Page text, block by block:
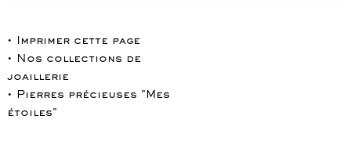
• Imprimer cette page
• Nos collections de
joaillerie
• Pierres précieuses "Mes
étoiles"